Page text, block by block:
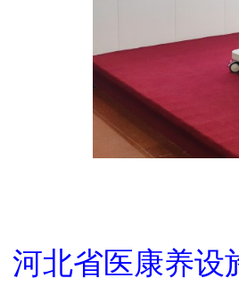
河北省医康养设